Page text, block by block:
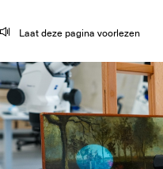
Laat deze pagina voorlezen